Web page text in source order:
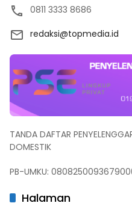
0811 3333 8686
redaksi@topmedia.id
TANDA DAFTAR
DOMESTIK
PB-UMKU:
Halaman